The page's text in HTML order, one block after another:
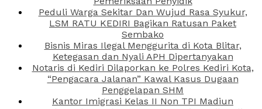
Peduli Warga Sekitar Dan Wujud Rasa Syukur,
LSM RATU KEDIRI Bagikan Ratusan Paket
Sembako
Bisnis Miras Ilegal Menggurita di Kota Blitar,
Ketegasan dan Nyali APH Dipertanyakan
Notaris di Kediri Dilaporkan ke Polres Kediri Kota,
“Pengacara Jalanan” Kawal Kasus Dugaan
Penggelapan SHM
Kantor Imigrasi Kelas II Non TPI Madiun